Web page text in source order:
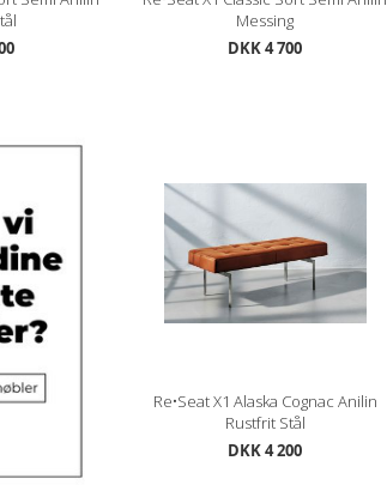
Messing
DKK 4 700
Re•Seat X1 Alaska Cognac Anilin
Rustfrit Stål
DKK 4 200